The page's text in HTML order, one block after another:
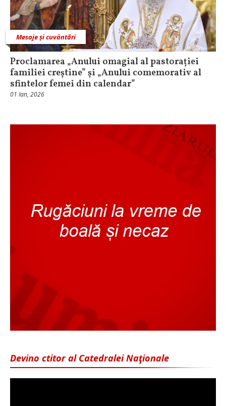
Mesaje și cuvântări
Proclamarea „Anului omagial al pastorației
familiei creștine” și „Anului comemorativ al
sfintelor femei din calendar”
01 Ian, 2026
Devino ctitor al Catedralei Naţionale